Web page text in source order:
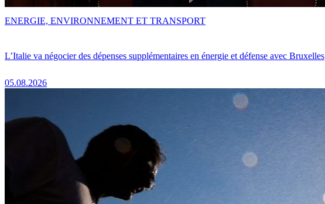
L’Italie va négocier des dépenses supplémentaires en énergie et défense avec Bruxelles
05.08.2026
ENERGIE, ENVIRONNEMENT ET TRANSPORT